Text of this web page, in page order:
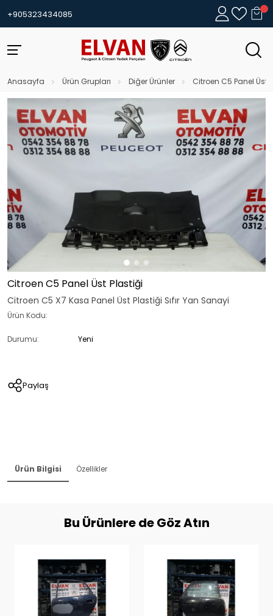
+905323434085
Anasayfa Ürün Grupları Diğer Ürünler Citroen C5 Panel Üst
Citroen C5 Panel Üst Plastiği
Citroen C5 X7 Kasa Panel Üst Plastiği Sıfır Yan Sanayi
Ürün Kodu:
Durumu: Yeni
Paylaş
Ürün Bilgisi Özellikler
Bu Ürünlere de Göz Atın